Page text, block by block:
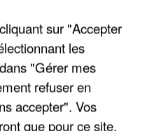
pas
sur "Accepter
les
"Gérer mes
refuser en
accepter". Vos
que pour ce site.